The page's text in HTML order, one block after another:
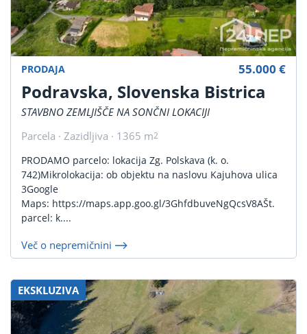
PRODAJA
Podravska, Slovenska Bistrica
STAVBNO ZEMLJIŠČE NA SONČNI LOKACIJI
Parcela · Zazidljiva · 1365 m2
55.000 €
PRODAMO parcelo: lokacija Zg. Polskava (k. o.
742)Mikrolokacija: ob objektu na naslovu Kajuhova ulica
3Google
Maps: https://maps.app.goo.gl/3GhfdbuveNgQcsV8AŠt.
parcel: k....
Več o nepremičnini
EKSKLUZIVA